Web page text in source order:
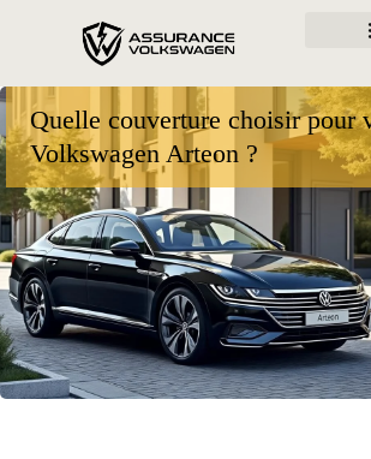
Quelle couverture choisir pour
Volkswagen Arteon ?